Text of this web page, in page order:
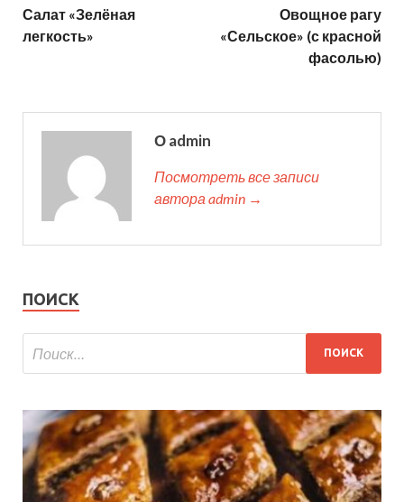
Салат «Зелёная
легкость»
Овощное рагу
«Сельское» (с красной
фасолью)
О admin
Посмотреть все записи
автора admin →
ПОИСК